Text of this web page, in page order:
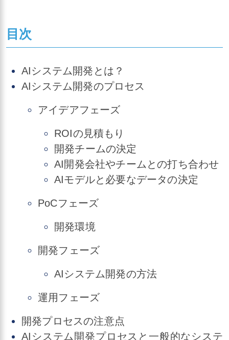
目次
AIシステム開発とは？
AIシステム開発のプロセス
アイデアフェーズ
ROIの見積もり
開発チームの決定
AI開発会社やチームとの打ち合わせ
AIモデルと必要なデータの決定
PoCフェーズ
開発環境
開発フェーズ
AIシステム開発の方法
運用フェーズ
開発プロセスの注意点
AIシステム開発プロセスと一般的なシステ